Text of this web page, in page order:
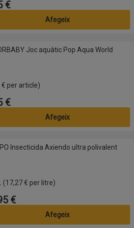
€
Afegeix
Aqua WorldJoc aquàtic Pop Aqua World
€ per article)
€
Afegeix
ultra polivalent
Insecticida Axiendo ultra polivalent
(17,27 € per litre)
€
Afegeix